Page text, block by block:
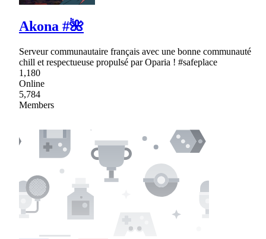
Akona #🌺
Serveur communautaire français avec une bonne communauté
chill et respectueuse propulsé par Oparia ! #safeplace
1,180
Online
5,784
Members